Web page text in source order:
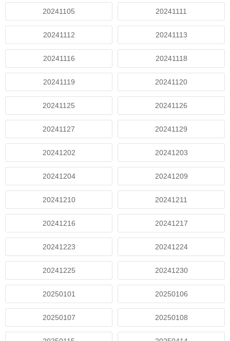
20241105 20241111
20241112 20241113
20241116 20241118
20241119 20241120
20241125 20241126
20241127 20241129
20241202 20241203
20241204 20241209
20241210 20241211
20241216 20241217
20241223 20241224
20241225 20241230
20250101 20250106
20250107 20250108